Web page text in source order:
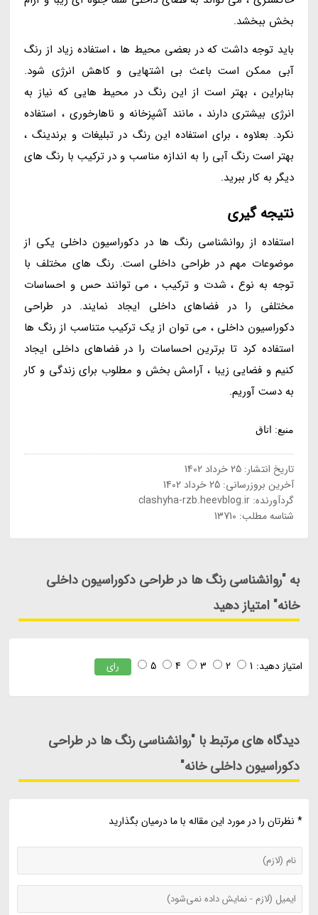
بخش ببخشد.
باید توجه داشت که در بعضی محیط ها ، استفاده زیاد از رنگ
آبی ممکن است باعث بی اشتهایی و کاهش انرژی شود.
بنابراین ، بهتر است از این رنگ در محیط هایی که نیاز به
انرژی بیشتری دارند ، مانند آشپزخانه و ناهارخوری ، استفاده
نکرد. بعلاوه ، برای استفاده این رنگ در تبلیغات و برندینگ ،
بهتر است رنگ آبی را به اندازه مناسب و در ترکیب با رنگ های
دیگر به کار ببرید.
نتیجه گیری
استفاده از روانشناسی رنگ ها در دکوراسیون داخلی یکی از
موضوعات مهم در طراحی داخلی است. رنگ های مختلف با
توجه به نوع ، شدت و ترکیب ، می توانند حس و احساسات
مختلفی را در فضاهای داخلی ایجاد نمایند. در طراحی
دکوراسیون داخلی ، می توان از یک ترکیب متناسب از رنگ ها
استفاده کرد تا برترین احساسات را در فضاهای داخلی ایجاد
کنیم و فضایی زیبا ، آرامش بخش و مطلوب برای زندگی و کار
به دست آوریم.
منبع: اتاق
تاریخ انتشار:25 خرداد 1402
آخرین بروزرسانی:25 خرداد 1402
گردآورنده:clashyha-rzb.heevblog.ir
شناسه مطلب: 13710
به "روانشناسی رنگ ها در طراحی دکوراسیون داخلی
خانه" امتیاز دهید
امتیاز دهید: 1
2
3
4
5 رای
دیدگاه های مرتبط با "روانشناسی رنگ ها در طراحی
دکوراسیون داخلی خانه"
* نظرتان را در مورد این مقاله با ما درمیان بگذارید